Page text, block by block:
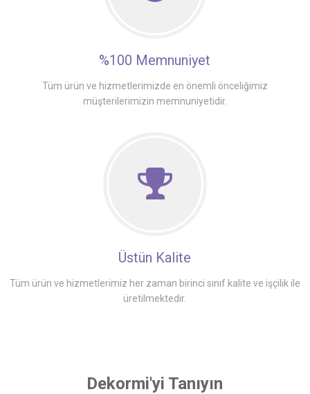
%100 Memnuniyet
Tüm ürün ve hizmetlerimizde en önemli önceliğimiz
müşterilerimizin memnuniyetidir.
Üstün Kalite
Tüm ürün ve hizmetlerimiz her zaman birinci sınıf kalite ve işçilik ile
üretilmektedir.
Dekormi'yi Tanıyın